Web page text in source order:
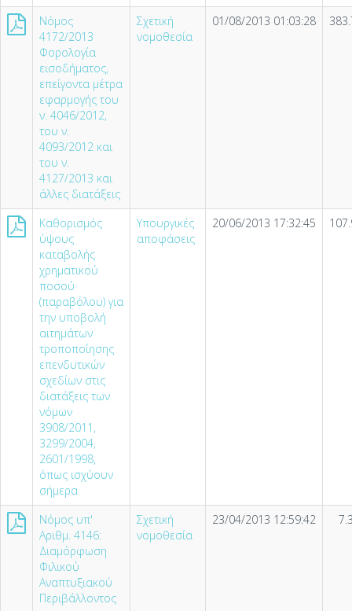
Νόμος
4172/2013
Φορολογία
εισοδήματος,
επείγοντα μέτρα
εφαρμογής του
ν. 4046/2012,
του ν.
4093/2012 και
του ν.
4127/2013 και
άλλες διατάξεις
Σχετική
νομοθεσία
01/08/2013 01:03:28
Καθορισμός
ύψους
καταβολής
χρηματικού
ποσού
(παραβόλου) για
την υποβολή
αιτημάτων
τροποποίησης
επενδυτικών
σχεδίων στις
διατάξεις των
νόμων
3908/2011,
3299/2004,
2601/1998,
όπως ισχύουν
σήμερα
Υπουργικές
αποφάσεις
20/06/2013 17:32:45
Νόμος υπ'
Αριθμ. 4146:
Διαμόρφωση
Φιλικού
Αναπτυξιακού
Περιβάλλοντος
Σχετική
νομοθεσία
23/04/2013 12:59:42